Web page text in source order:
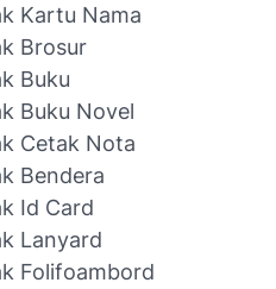
Kartu Nama
Brosur
Buku
Buku Novel
Cetak Nota
Bendera
Id Card
Lanyard
Folifoambord